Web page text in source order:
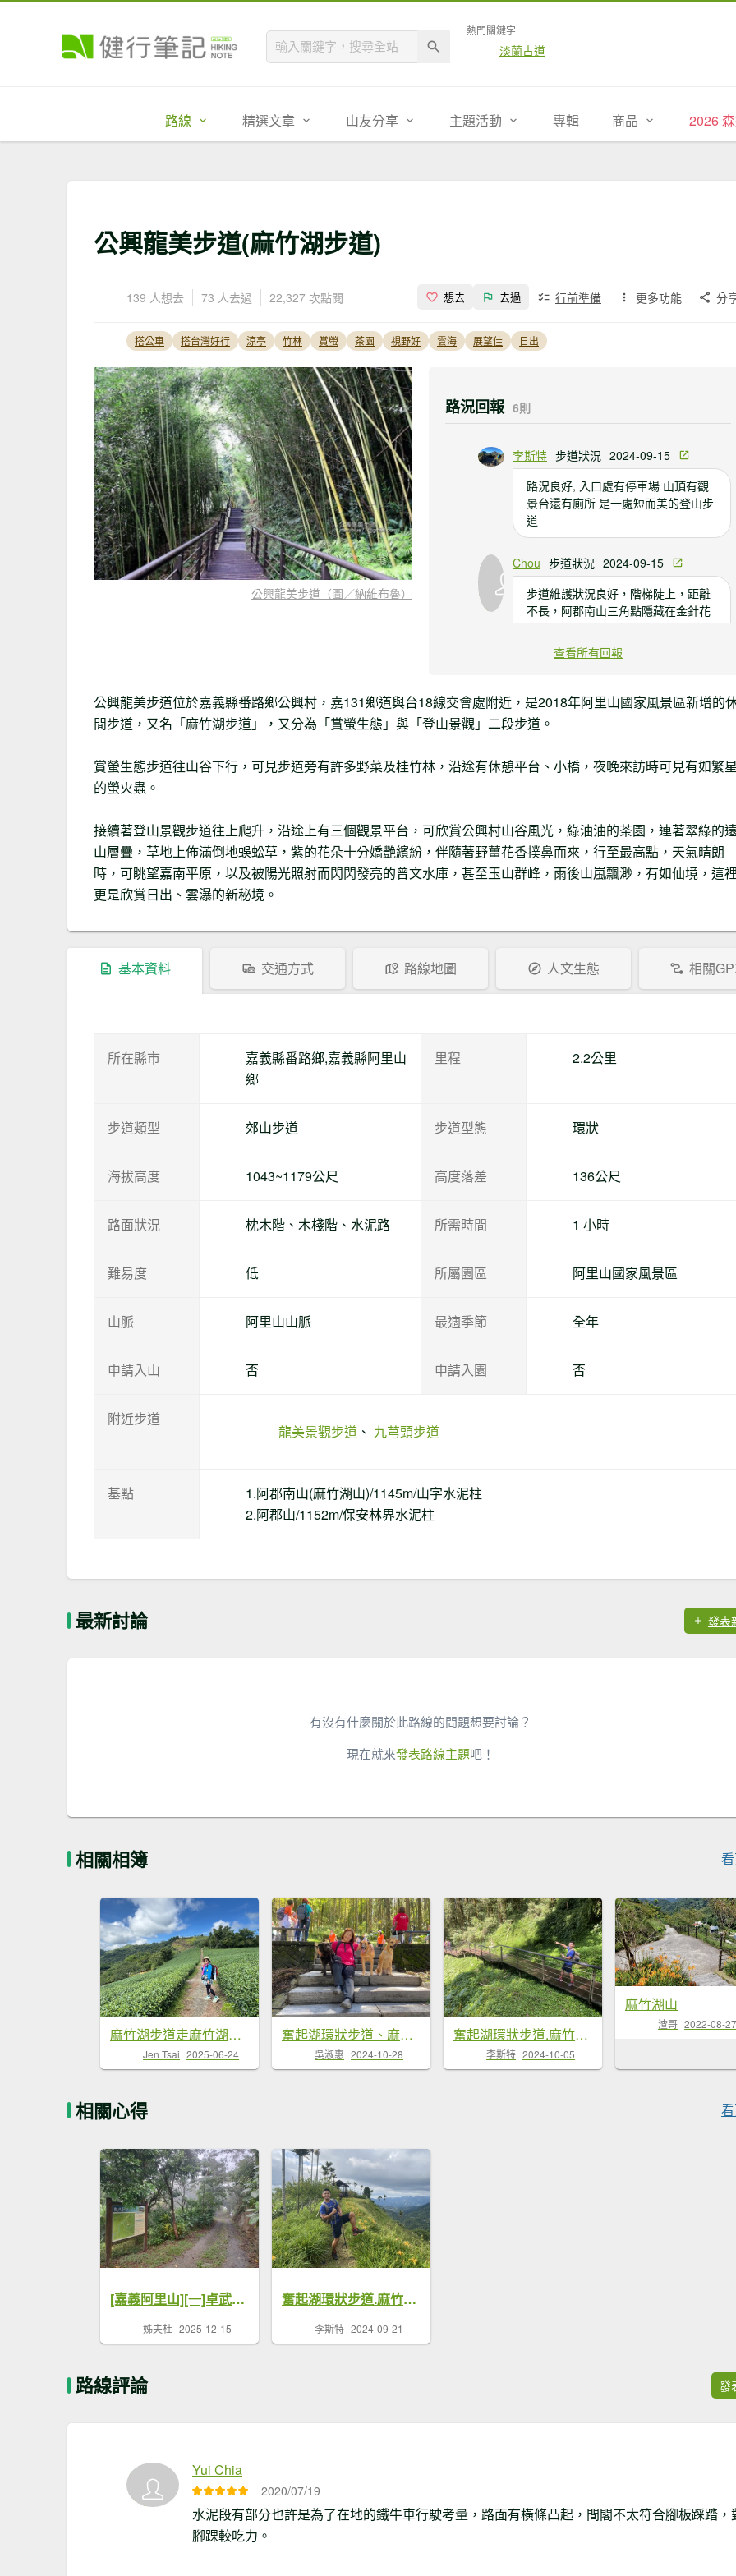
熱門關鍵字
淡蘭古道
路線 精選文章 山友分享 主題活動 專輯 商品 2026
公興龍美步道(麻竹湖步道)
139 人想去 73 人去過 22,327 次點閱 想去 去過 行前準備 更多功能 分
搭公車 搭台灣好行 涼亭 竹林 賞螢 茶園 視野好 雲海 展望佳 日出
公興龍美步道（圖／納維布魯）
路況回報 6則
李斯特 步道狀況 2024-09-15
路況良好, 入口處有停車場 山頂有觀
景台還有廁所 是一處短而美的登山步
道
Chou 步道狀況 2024-09-15
步道維護狀況良好，階梯陡上，距離
不長，阿郡南山三角點隱藏在金針花
叢之中，最高點有觀景涼亭展望非常
好，還有很新的公廁可使用
路況良好 隨便走就到山頂景觀台了
查看所有回報
公興龍美步道位於嘉義縣番路鄉公興村，嘉131鄉道與台18線交會處附近，是2018年阿里山國家風景區新增的
閒步道，又名「麻竹湖步道」，又分為「賞螢生態」與「登山景觀」二段步道。
賞螢生態步道往山谷下行，可見步道旁有許多野菜及桂竹林，沿途有休憩平台、小橋，夜晚來訪時可見有如繁
的螢火蟲。
接續著登山景觀步道往上爬升，沿途上有三個觀景平台，可欣賞公興村山谷風光，綠油油的茶園，連著翠綠的
山層疊，草地上佈滿倒地蜈蚣草，紫的花朵十分嬌艷繽紛，伴隨著野薑花香撲鼻而來，行至最高點，天氣晴朗
時，可眺望嘉南平原，以及被陽光照射而閃閃發亮的曾文水庫，甚至玉山群峰，雨後山嵐飄渺，有如仙境，這
更是欣賞日出、雲瀑的新秘境。
基本資料 交通方式 路線地圖 人文生態 相關
所在縣市
嘉義縣番路鄉,嘉義縣阿里山
鄉
里程 2.2公里
步道類型 郊山步道 步道型態 環狀
海拔高度 1043~1179公尺 高度落差 136公尺
路面狀況 枕木階、木棧階、水泥路 所需時間 1 小時
難易度 低 所屬園區 阿里山國家風景區
山脈 阿里山山脈 最適季節 全年
申請入山 否 申請入園 否
附近步道
龍美景觀步道 九芎頭步道
基點
1.阿郡南山(麻竹湖山)/1145m/山字水泥柱
2.阿郡山/1152m/保安林界水泥柱
最新討論 發表
有沒有什麼關於此路線的問題想要討論？
現在就來發表路線主題吧！
相關相簿
麻竹湖步道走麻竹湖山/阿郡山
Jen Tsai 2025-06-24
奮起湖環狀步道、麻竹湖步道
吳淑惠 2024-10-28
奮起湖環狀步道.麻竹湖步道【歷久彌新的避暑勝地】
李斯特 2024-10-05
麻竹湖山
渣哥 2022-08-27
相關心得
[嘉義阿里山][一]卓武山、屯阿巴娜山、薩匹基山(砂米箕山)、南阿郡、阿郡南、阿郡山
姊夫杜 2025-12-15
奮起湖環狀步道.麻竹湖步道【歷久彌新的避暑勝地】
李斯特 2024-09-21
路線評論 發
Yui Chia
2020/07/19
水泥段有部分也許是為了在地的鐵牛車行駛考量，路面有橫條凸起，間閣不太符合腳板踩踏，
腳踝較吃力。